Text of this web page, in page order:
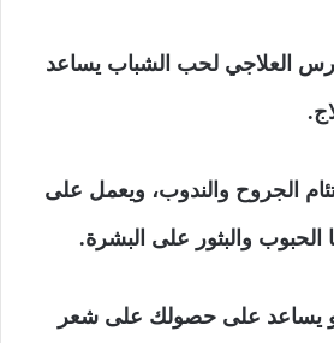
العلاجي لحب الشباب يساعد
الجروح والندوب، ويعمل على
الحبوب والبثور على البشرة.
يساعد على حصولك على شعر